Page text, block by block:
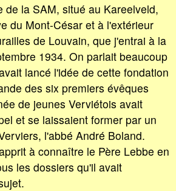
de la SAM, situé au Kareelveld,
du Mont-César et à l'extérieur
de Louvain, que j'entrai à la
1934. On parlait beaucoup
lancé l'idée de cette fondation
des six premiers évêques
de jeunes Verviétois avait
et se laissaient former par un
l'abbé André Boland.
à connaître le Père Lebbe en
les dossiers qu'il avait